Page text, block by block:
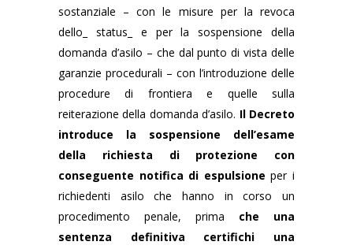
sostanziale – con le misure per la revoca
dello_ status_ e per la sospensione della
domanda d’asilo – che dal punto di vista delle
garanzie procedurali – con l’introduzione delle
procedure di frontiera e quelle sulla
reiterazione della domanda d’asilo. Il Decreto
introduce la sospensione dell’esame
della richiesta di protezione con
conseguente notifica di espulsioneper i
richiedenti asilo che hanno in corso un
procedimento penale, prima che una
sentenza definitiva certifichi una